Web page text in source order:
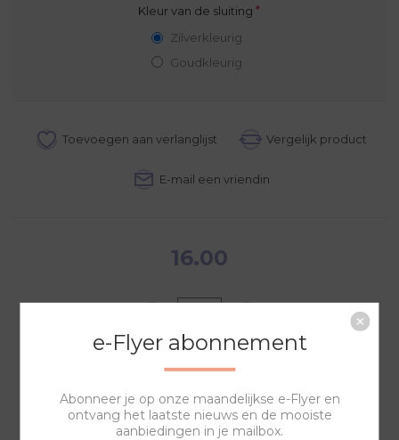
Kleur van de sluiting*
Zilverkleurig
Goudkleurig
16.00
NAAR WINKELWAGEN
e-Flyer abonnement
Abonneer je op onze maandelijkse e-Flyer en
ontvang het laatste nieuws en de mooiste
aanbiedingen in je mailbox.